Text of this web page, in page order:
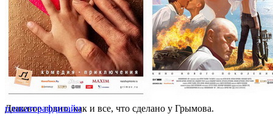
Дешевое говно, как и все, что сделано у Грымова.
плакатграфдизайн